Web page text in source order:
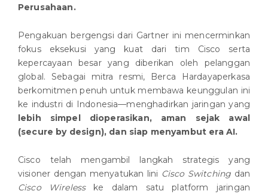
Perusahaan.
Pengakuan bergengsi dari Gartner ini mencerminkan
fokus eksekusi yang kuat dari tim Cisco serta
kepercayaan besar yang diberikan oleh pelanggan
global. Sebagai mitra resmi, Berca Hardayaperkasa
berkomitmen penuh untuk membawa keunggulan ini
ke industri di Indonesia—menghadirkan jaringan yang
lebih simpel dioperasikan, aman sejak awal
(secure by design), dan siap menyambut era AI.
Cisco telah mengambil langkah strategis yang
visioner dengan menyatukan lini Cisco Switching dan
Cisco Wirelesske dalam satu platform jaringan